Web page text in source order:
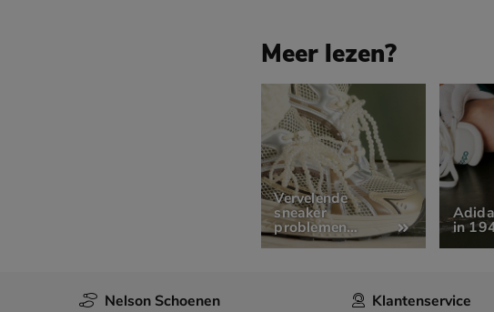
Meer lezen?
Sla pagina's over
Vervelende
sneaker
problemen
verhelpen
in
Nelson Schoenen Klantenservice